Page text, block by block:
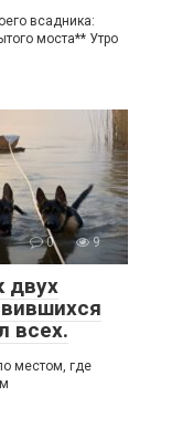
всадника:
моста** Утро
0 9
двух
всех.
местом, где